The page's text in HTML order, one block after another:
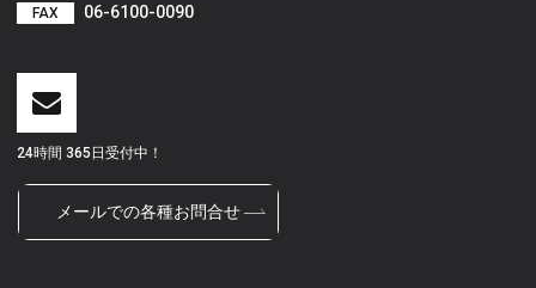
FAX 06-6100-0090
24時間 365日受付中！
メールでの各種お問合せ